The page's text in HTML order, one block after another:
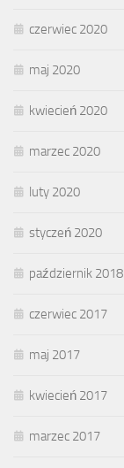
czerwiec 2020
maj 2020
kwiecień 2020
marzec 2020
luty 2020
styczeń 2020
październik 2018
czerwiec 2017
maj 2017
kwiecień 2017
marzec 2017